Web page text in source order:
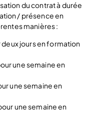
du contrat à durée
/ présence en
manières :
jours en formation
une semaine en
une semaine en
une semaine en